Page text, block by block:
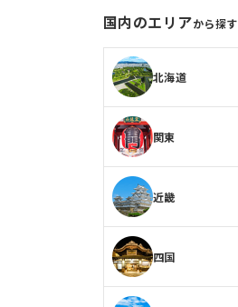
国内のエリアから探す
北海道
関東
近畿
四国